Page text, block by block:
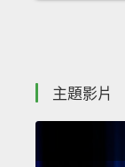
主題影片